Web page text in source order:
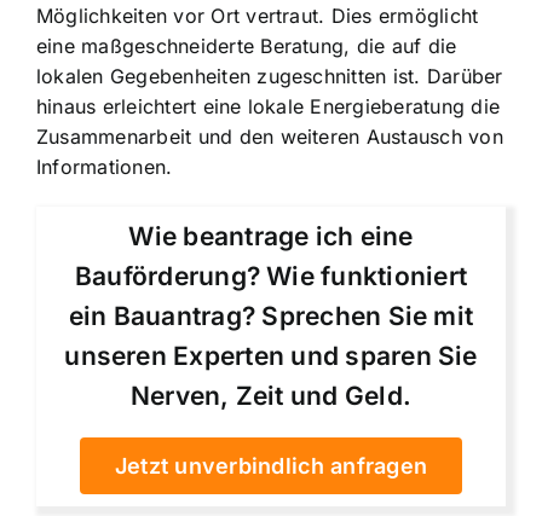
Möglichkeiten vor Ort vertraut. Dies ermöglicht
eine maßgeschneiderte Beratung, die auf die
lokalen Gegebenheiten zugeschnitten ist. Darüber
hinaus erleichtert eine lokale Energieberatung die
Zusammenarbeit und den weiteren Austausch von
Informationen.
Wie beantrage ich eine
Bauförderung? Wie funktioniert
ein Bauantrag? Sprechen Sie mit
unseren Experten und sparen Sie
Nerven, Zeit und Geld.
Jetzt unverbindlich anfragen